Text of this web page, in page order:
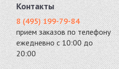
-15% -18%
Контакты
8 (495) 199-79-84
прием заказов по телефону
ежедневно с 10:00 до
20:00